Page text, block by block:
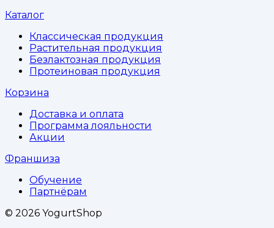
Каталог
Классическая продукция
Растительная продукция
Безлактозная продукция
Протеиновая продукция
Корзина
Доставка и оплата
Программа лояльности
Акции
Франшиза
Обучение
Партнёрам
© 2026 YogurtShop